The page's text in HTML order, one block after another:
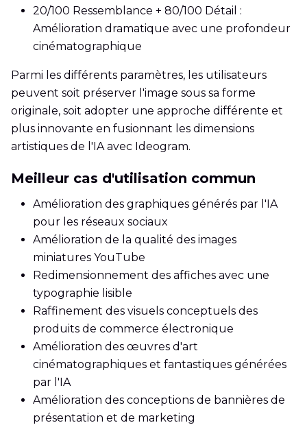
20/100 Ressemblance + 80/100 Détail :
Amélioration dramatique avec une profondeur
cinématographique
Parmi les différents paramètres, les utilisateurs
peuvent soit préserver l'image sous sa forme
originale, soit adopter une approche différente et
plus innovante en fusionnant les dimensions
artistiques de l'IA avec Ideogram.
Meilleur cas d'utilisation commun
Amélioration des graphiques générés par l'IA
pour les réseaux sociaux
Amélioration de la qualité des images
miniatures YouTube
Redimensionnement des affiches avec une
typographie lisible
Raffinement des visuels conceptuels des
produits de commerce électronique
Amélioration des œuvres d'art
cinématographiques et fantastiques générées
par l'IA
Amélioration des conceptions de bannières de
présentation et de marketing